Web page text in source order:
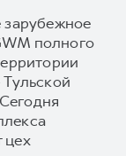
зарубежное
полного
цех